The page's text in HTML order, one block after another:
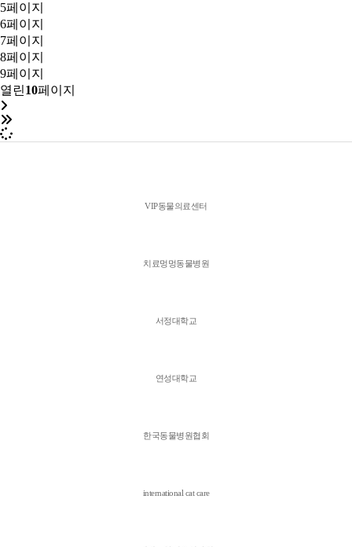
5페이지
6페이지
7페이지
8페이지
9페이지
열린10페이지
VIP동물의료센터
치료멍멍동물병원
서정대학교
연성대학교
한국동물병원협회
international cat care